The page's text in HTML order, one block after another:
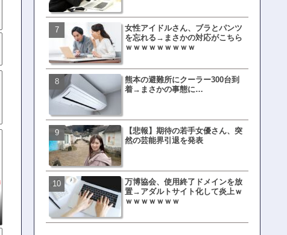
女性アイドルさん、ブラとパンツ
を忘れる→まさかの対応がこちら
ｗｗｗｗｗｗｗｗｗ
熊本の避難所にクーラー300台到
着→まさかの事態に…
【悲報】期待の若手女優さん、突
然の芸能界引退を発表
万博協会、使用終了ドメインを放
置→アダルトサイト化して炎上ｗ
ｗｗｗｗｗｗｗ
【衝撃】三笘が事故った時
てた車ってさ…←これw w
w w w w
有吉「うまくても絶対に行
ない店」がこちら…ネット
母親「息子の借りた本が心
真をSNS投稿→司書らから
元TOKIO山口達也、家賃3.4
の新居を公開ｗｗｗｗｗｗ